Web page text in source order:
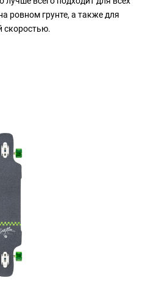
ровном грунте, а также для
скоростью.